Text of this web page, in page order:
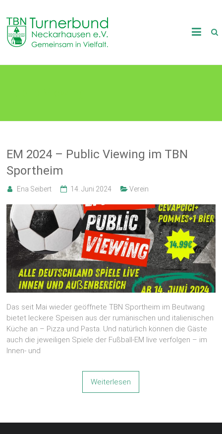
content
TB
Neckarhausen
in
EM 2024 – Public Viewing im TBN
Sportheim
Ena Seibert 14. Juni 2024 Verein
Das seit Mai wieder geöffnete TBN Sportheim im Beutwang
bietet leckere Speisen aus der rumänischen und italienischen
Küche an – Pizza und Pasta. Und natürlich können die Gäste
auch die jeweiligen Spiele der Fußball-EM live verfolgen – im
Innen- und
Weiterlesen